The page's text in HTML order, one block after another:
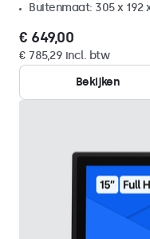
Buitenmaat: 305 x 192
€ 649,00
€ 785,29 incl. btw
Bekijken